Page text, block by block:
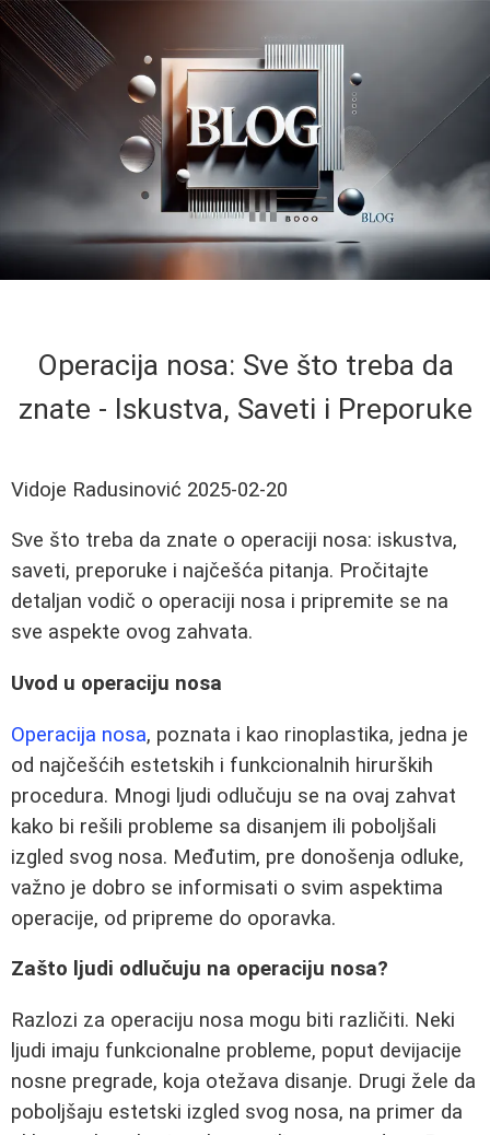
Operacija nosa: Sve što treba da
znate - Iskustva, Saveti i Preporuke
Vidoje Radusinović 2025-02-20
Sve što treba da znate o operaciji nosa: iskustva,
saveti, preporuke i najčešća pitanja. Pročitajte
detaljan vodič o operaciji nosa i pripremite se na
sve aspekte ovog zahvata.
Uvod u operaciju nosa
Operacija nosa, poznata i kao rinoplastika, jedna je
od najčešćih estetskih i funkcionalnih hirurških
procedura. Mnogi ljudi odlučuju se na ovaj zahvat
kako bi rešili probleme sa disanjem ili poboljšali
izgled svog nosa. Međutim, pre donošenja odluke,
važno je dobro se informisati o svim aspektima
operacije, od pripreme do oporavka.
Zašto ljudi odlučuju na operaciju nosa?
Razlozi za operaciju nosa mogu biti različiti. Neki
ljudi imaju funkcionalne probleme, poput devijacije
nosne pregrade, koja otežava disanje. Drugi žele da
poboljšaju estetski izgled svog nosa, na primer da